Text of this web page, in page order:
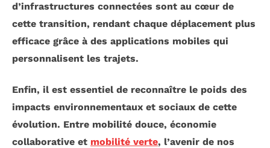
d’infrastructures connectées sont au cœur de
cette transition, rendant chaque déplacement plus
efficace grâce à des applications mobiles qui
personnalisent les trajets.
Enfin, il est essentiel de reconnaître le poids des
impacts environnementaux et sociaux de cette
évolution. Entre mobilité douce, économie
collaborative et mobilité verte, l’avenir de nos